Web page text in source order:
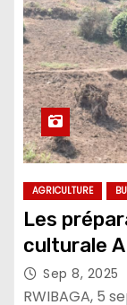
AGRICULTURE
Les
culturale
Sep 8, 2025
RWIBAGA, 5